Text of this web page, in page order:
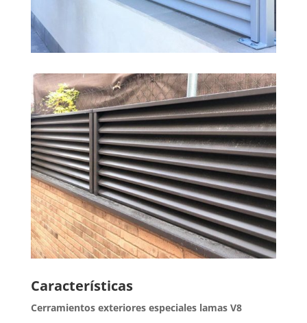
Características
Cerramientos exteriores especiales lamas V8